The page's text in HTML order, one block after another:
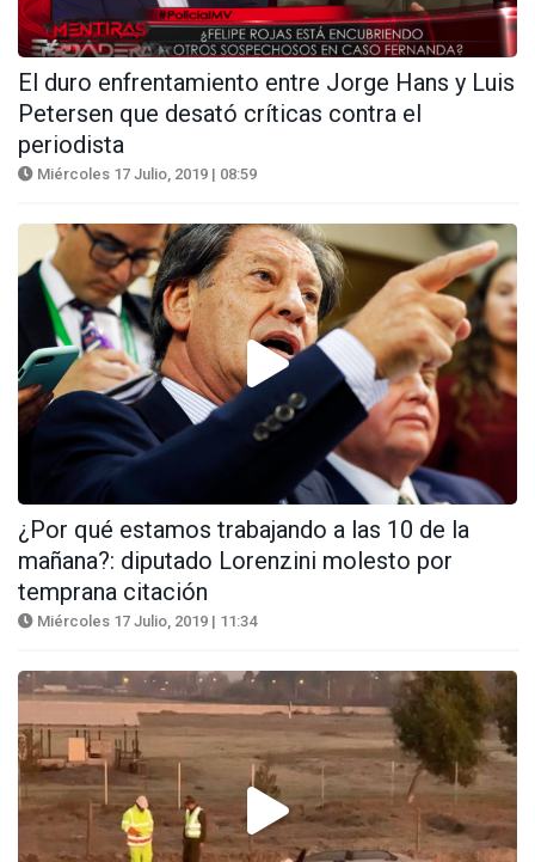
El duro enfrentamiento entre Jorge Hans y Luis
Petersen que desató críticas contra el
periodista
Miércoles 17 Julio, 2019 | 08:59
¿Por qué estamos trabajando a las 10 de la
mañana?: diputado Lorenzini molesto por
temprana citación
Miércoles 17 Julio, 2019 | 11:34